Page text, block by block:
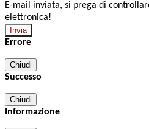
E-mail inviata, si prega di
elettronica!
Errore
Chiudi
Successo
Chiudi
Informazione